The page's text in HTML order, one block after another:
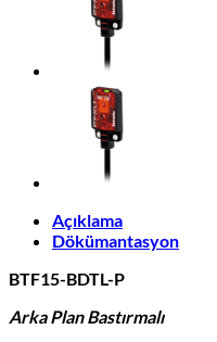
Açıklama
Dökümantasyon
BTF15-BDTL-P
Arka Plan Bastırmalı